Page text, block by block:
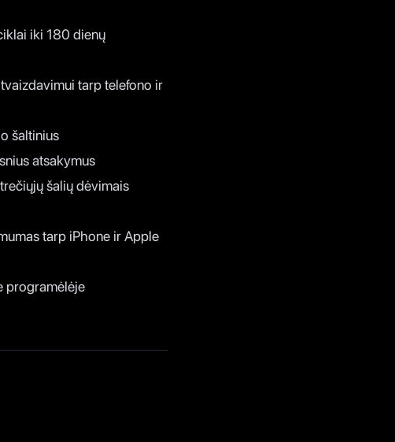
iki 180 dienų
tarp telefono ir
šaltinius
atsakymus
šalių dėvimais
tarp iPhone ir Apple
programėlėje